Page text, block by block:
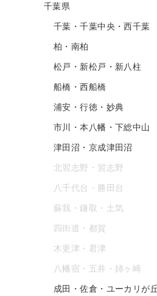
千葉県
千葉・千葉中央・西千葉
柏・南柏
松戸・新松戸・新八柱
船橋・西船橋
浦安・行徳・妙典
市川・本八幡・下総中山
津田沼・京成津田沼
北習志野・習志野
八千代台・勝田台
蘇我・鎌取・土気
四街道・都賀
木更津・君津
八幡宿・五井・姉ヶ崎
成田・佐倉・ユーカリが